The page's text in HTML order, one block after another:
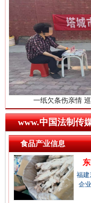
中
中
中
中
“后车司机
世界屋脊
条伤亲情 巡回调解促和解..
www.中国法制传
食品产业信息
福建
企